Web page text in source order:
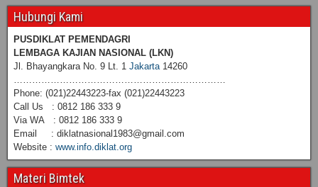
Hubungi Kami
PUSDIKLAT PEMENDAGRI
LEMBAGA KAJIAN NASIONAL (LKN)
Jl. Bhayangkara No. 9 Lt. 1 Jakarta14260
……………………………………………………………
Phone: (021)22443223-fax (021)22443223
Call Us : 0812 186 333 9
Via WA : 0812 186 333 9
Email : diklatnasional1983@gmail.com
Website : www.info.diklat.org
Materi Bimtek